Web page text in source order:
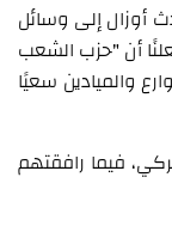
أوزال إلى وسائل
أن "حزب الشعب
والميادين سعيًا
فيما رافقتهم